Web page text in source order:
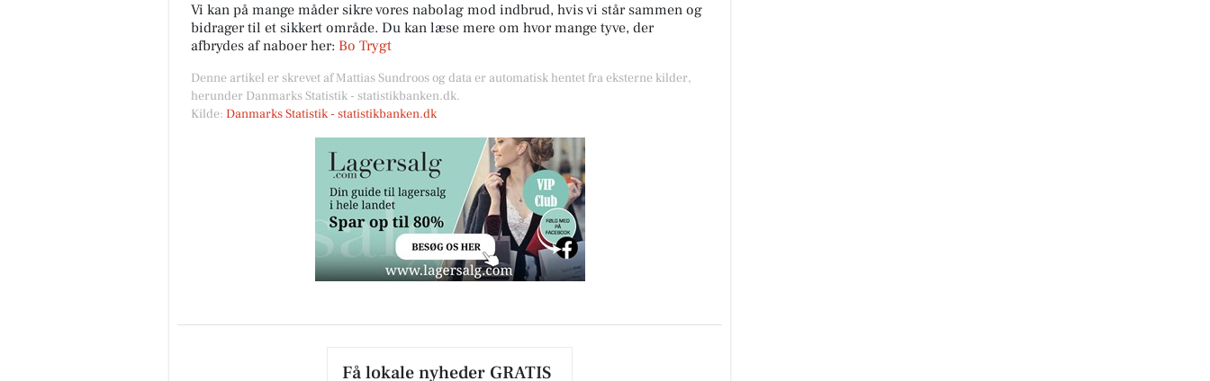
Vi kan på mange måder sikre vores nabolag mod indbrud, hvis vi står sammen og
bidrager til et sikkert område. Du kan læse mere om hvor mange tyve, der
afbrydes af naboer her: Bo Trygt
Denne artikel er skrevet af Mattias Sundroos og data er automatisk hentet fra eksterne kilder,
herunder Danmarks Statistik - statistikbanken.dk.
Kilde: Danmarks Statistik - statistikbanken.dk
Få lokale nyheder GRATIS